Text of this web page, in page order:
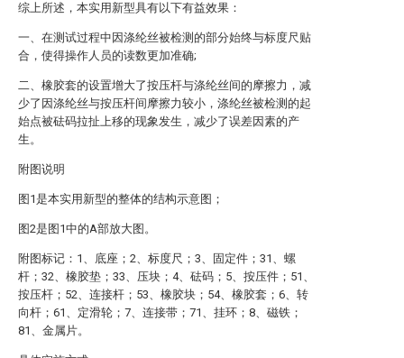
综上所述，本实用新型具有以下有益效果：
一、在测试过程中因涤纶丝被检测的部分始终与标度尺贴
合，使得操作人员的读数更加准确;
二、橡胶套的设置增大了按压杆与涤纶丝间的摩擦力，减
少了因涤纶丝与按压杆间摩擦力较小，涤纶丝被检测的起
始点被砝码拉扯上移的现象发生，减少了误差因素的产
生。
附图说明
图1是本实用新型的整体的结构示意图；
图2是图1中的A部放大图。
附图标记：1、底座；2、标度尺；3、固定件；31、螺
杆；32、橡胶垫；33、压块；4、砝码；5、按压件；51、
按压杆；52、连接杆；53、橡胶块；54、橡胶套；6、转
向杆；61、定滑轮；7、连接带；71、挂环；8、磁铁；
81、金属片。